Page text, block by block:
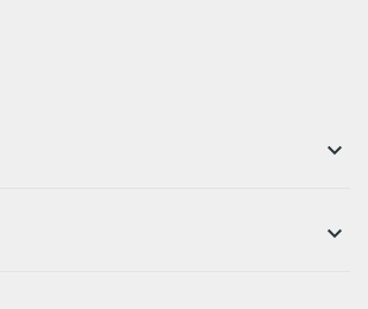
keyboard_arrow_down
keyboard_arrow_down